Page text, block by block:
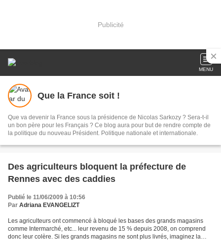
Publicité
MENU
Que la France soit !
Que va devenir la France sous la présidence de Nicolas Sarkozy ? Sera-t-il
un bon père pour les Français ? Ce blog aura pour but de rendre compte de
la politique du nouveau Président. Politique nationale et internationale.
Des agriculteurs bloquent la préfecture de
Rennes avec des caddies
Publié le 11/06/2009 à 10:56
Par Adriana EVANGELIZT
Les agriculteurs ont commencé à bloqué les bases des grands magasins
comme Intermarché, etc... leur revenu de 15 % depuis 2008, on comprend
donc leur colère. Si les grands magasins ne sont plus livrés, imaginez la